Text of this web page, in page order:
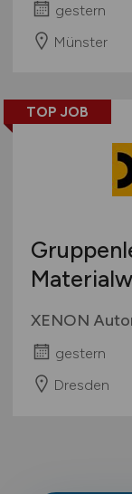
gestern
Münster
TOP JOB
XENON
gestern
Dresden